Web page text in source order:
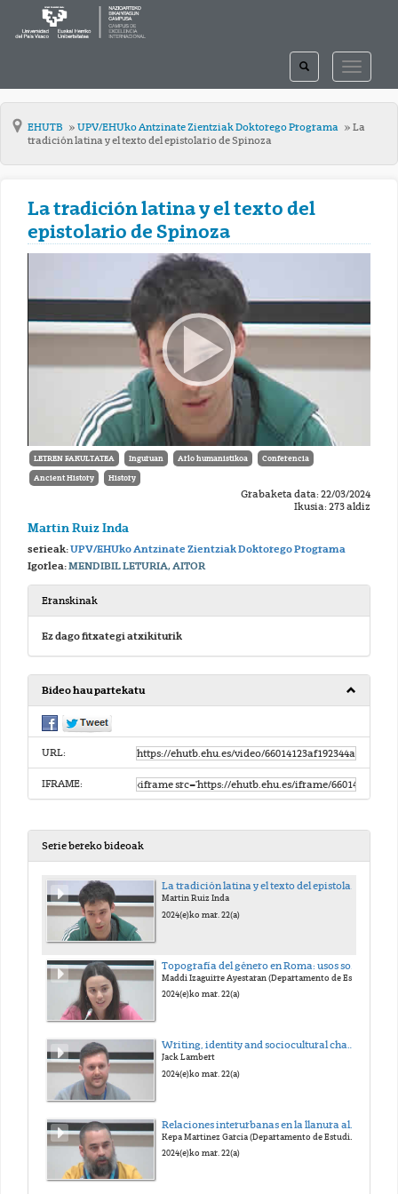
TOGGLE
TOGGLE
SEARCH
EHUTB UPV/EHUko Antzinate Zientziak Doktorego Programa
La
tradición latina y el texto del epistolario de Spinoza
La tradición latina y el texto del
epistolario de Spinoza
LETREN FAKULTATEA Inguruan Arlo humanistikoa Conferencia
Ancient History History
Grabaketa data: 22/03/2024
Ikusia: 273 aldiz
Martin Ruiz Inda
serieak:UPV/EHUko Antzinate Zientziak Doktorego Programa
Igorlea:MENDIBIL LETURIA, AITOR
Eranskinak
Ez dago fitxategi atxikiturik
Bideo hau partekatu
URL:
IFRAME:
Serie bereko bideoak
La tradición latina y el texto del epistolario de Spinoza
Martin Ruiz Inda
2024(e)ko mar. 22(a)
2024(e)ko mar. 22(a)
Writing, identity and sociocultural change in the Eastern Pyrenees (4th century BCE – 1st century CE)
Jack Lambert
2024(e)ko mar. 22(a)
Kepa Martinez Garcia (Departamento de Estudios Clásicos)
2024(e)ko mar. 22(a)